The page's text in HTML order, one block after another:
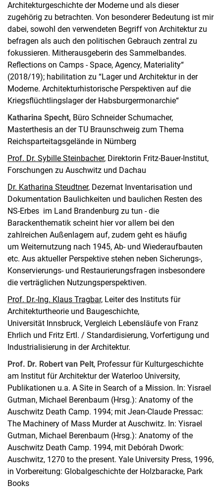
Architekturgeschichte der Moderne und als dieser
zugehörig zu betrachten. Von besonderer Bedeutung ist mir
dabei, sowohl den verwendeten Begriff von Architektur zu
befragen als auch den politischen Gebrauch zentral zu
fokussieren. Mitherausgeberin des Sammelbandes.
Reflections on Camps - Space, Agency, Materiality“
(2018/19); habilitation zu “Lager und Architektur in der
Moderne. Architekturhistorische Perspektiven auf die
Kriegsflüchtlingslager der Habsburgermonarchie“
Katharina Specht, Büro Schneider Schumacher,
Masterthesis an der TU Braunschweig zum Thema
Reichsparteitagsgelände in Nürnberg
Prof. Dr. Sybille Steinbacher, Direktorin Fritz-Bauer-Institut,
Forschungen zu Auschwitz und Dachau
Dr. Katharina Steudtner, Dezernat Inventarisation und
Dokumentation Baulichkeiten und baulichen Resten des
NS-Erbes im Land Brandenburg zu tun - die
Barackenthematik scheint hier vor allem bei den
zahlreichen Außenlagern auf, zudem geht es häufig
um Weiternutzung nach 1945, Ab- und Wiederaufbauten
etc. Aus aktueller Perspektive stehen neben Sicherungs-,
Konservierungs- und Restaurierungsfragen insbesondere
die verträglichen Nutzungsperspektiven.
Prof. Dr.-Ing. Klaus Tragbar, Leiter des Instituts für
Architekturtheorie und Baugeschichte,
Universität Innsbruck, Vergleich Lebensläufe von Franz
Ehrlich und Fritz Ertl. / Standardisierung, Vorfertigung und
Industrialisierung in der Architektur.
Prof. Dr. Robert van Pelt, Professur für Kulturgeschichte
am Institut für Architektur der Waterloo University,
Publikationen u.a. A Site in Search of a Mission. In: Yisrael
Gutman, Michael Berenbaum (Hrsg.): Anatomy of the
Auschwitz Death Camp. 1994; mit Jean-Claude Pressac:
The Machinery of Mass Murder at Auschwitz. In: Yisrael
Gutman, Michael Berenbaum (Hrsg.): Anatomy of the
Auschwitz Death Camp. 1994, mit Debórah Dwork:
Auschwitz, 1270 to the present. Yale University Press, 1996,
in Vorbereitung: Globalgeschichte der Holzbaracke, Park
Books